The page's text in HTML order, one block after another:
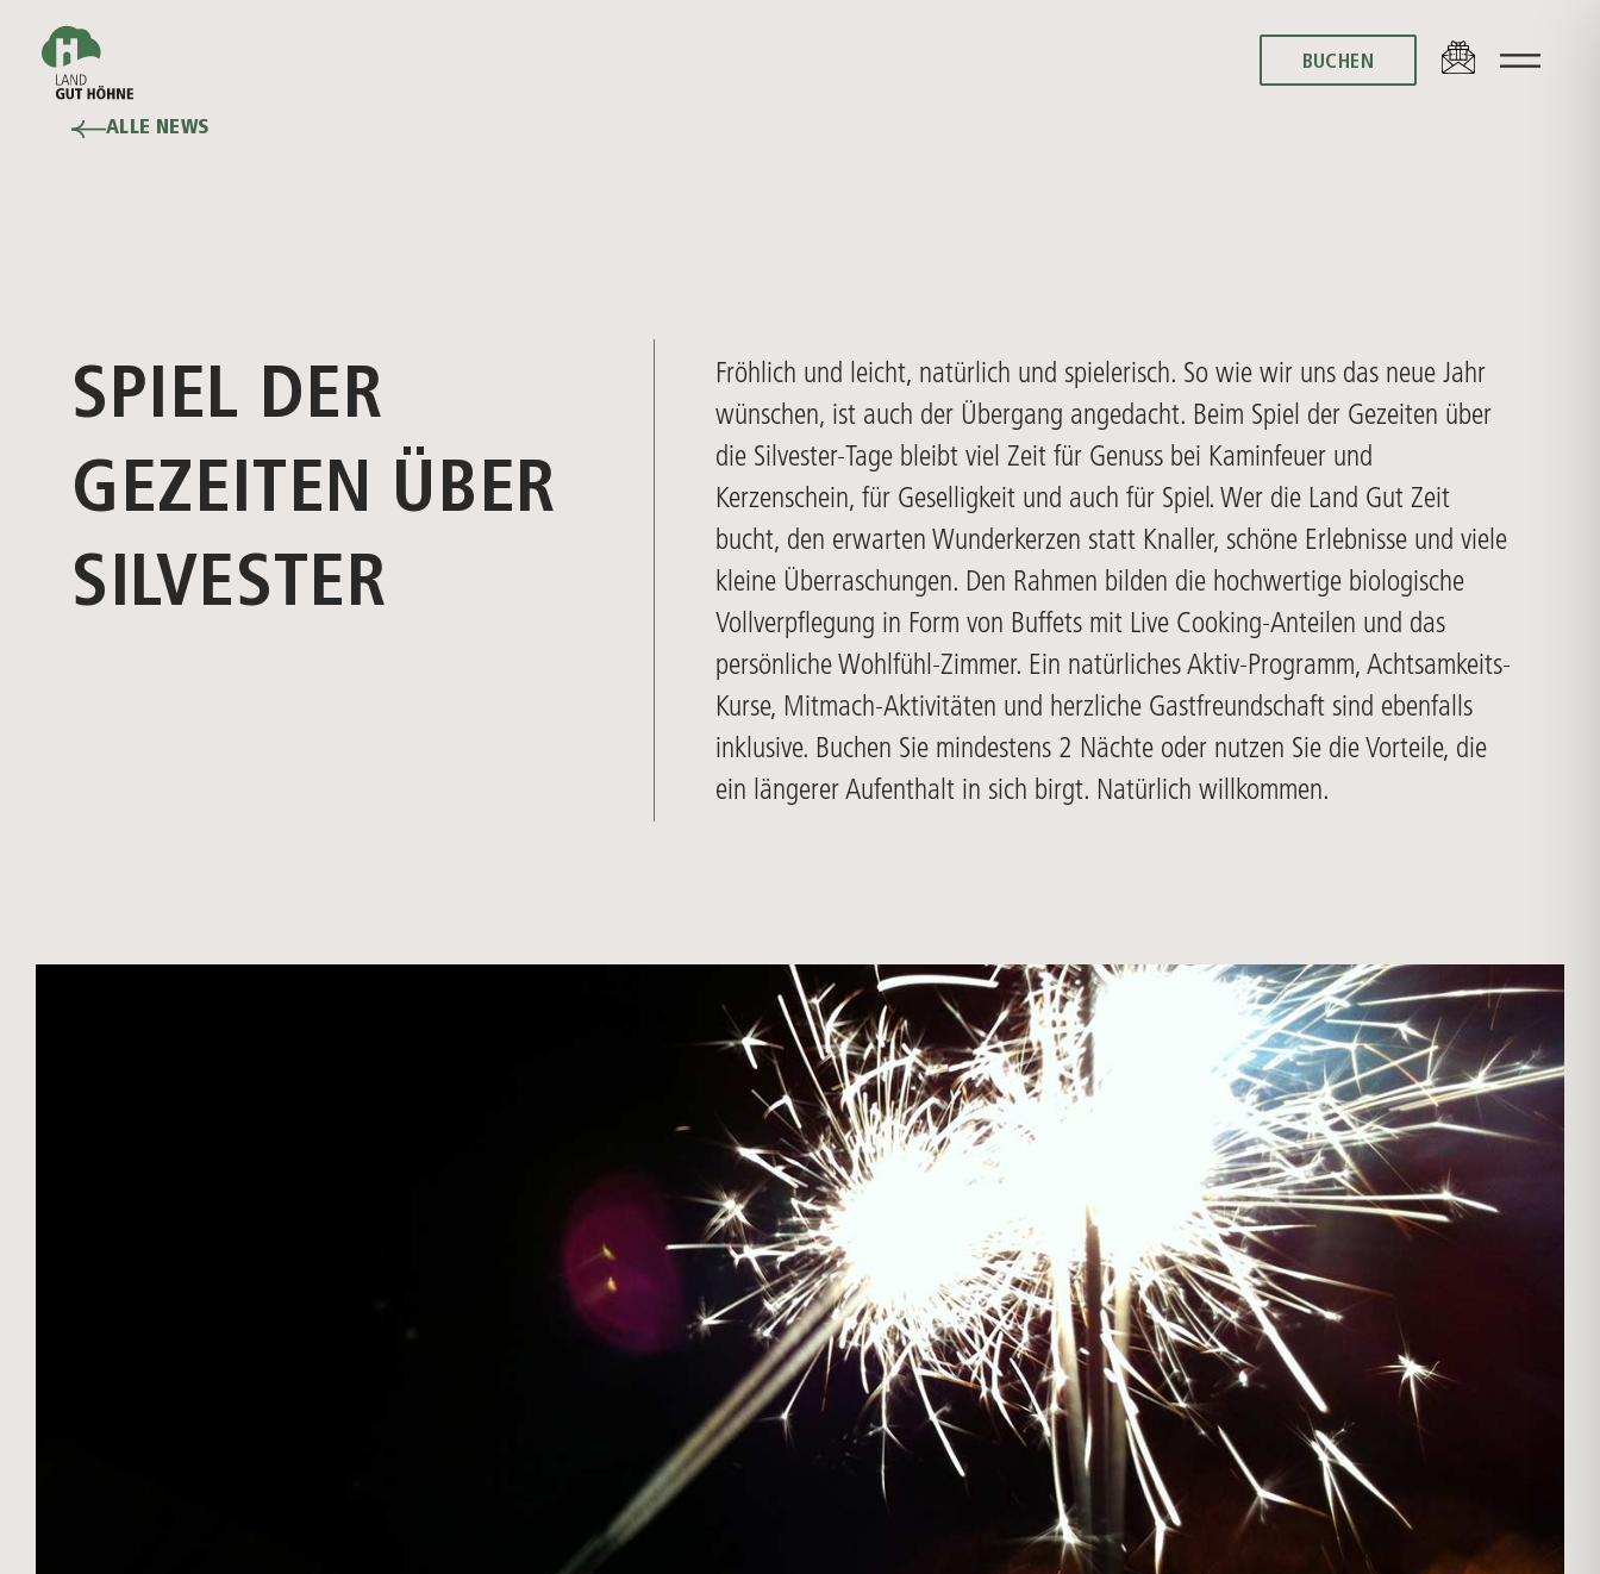
BUCHEN
BUCHEN
ALLE NEWS
SPIEL DER
GEZEITEN ÜBER
SILVESTER
Fröhlich und leicht, natürlich und spielerisch. So wie wir uns das neue Jahr
wünschen, ist auch der Übergang angedacht. Beim Spiel der Gezeiten über
die Silvester-Tage bleibt viel Zeit für Genuss bei Kaminfeuer und
Kerzenschein, für Geselligkeit und auch für Spiel. Wer die Land Gut Zeit
bucht, den erwarten Wunderkerzen statt Knaller, schöne Erlebnisse und viele
kleine Überraschungen. Den Rahmen bilden die hochwertige biologische
Vollverpflegung in Form von Buffets mit Live Cooking-Anteilen und das
persönliche Wohlfühl-Zimmer. Ein natürliches Aktiv-Programm, Achtsamkeits-
Kurse, Mitmach-Aktivitäten und herzliche Gastfreundschaft sind ebenfalls
inklusive. Buchen Sie mindestens 2 Nächte oder nutzen Sie die Vorteile, die
ein längerer Aufenthalt in sich birgt. Natürlich willkommen.